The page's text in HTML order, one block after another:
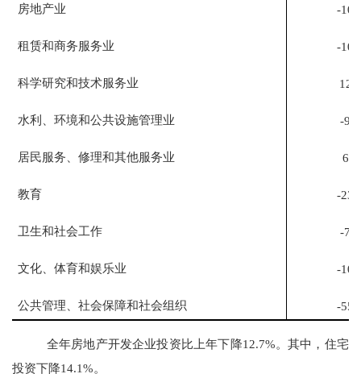
房地产业 -
租赁和商务服务业 -
科学研究和技术服务业 12.1
水利、环境和公共设施管理业 -9.0
居民服务、修理和其他服务业 6.4
教育 -
卫生和社会工作 -7.5
文化、体育和娱乐业 -
公共管理、社会保障和社会组织 -
全年房地产开发企业投资比上年下降12.7%。其中，住宅
投资下降14.1%。